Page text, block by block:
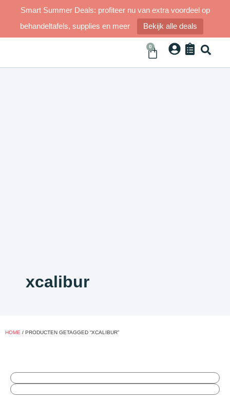
Smart Summer Deals: profiteer nu van extra voordeel op
behandeltafels, supplies en meer
Bekijk alle deals
0
xcalibur
HOME / PRODUCTEN GETAGGED “XCALIBUR”